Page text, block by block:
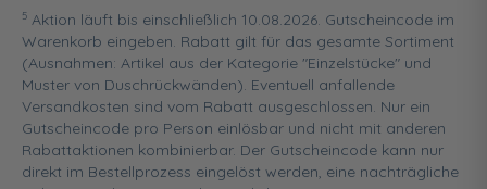
5 Aktion läuft bis einschließlich 10.08.2026. Gutscheincode im
Warenkorb eingeben. Rabatt gilt für das gesamte Sortiment
(Ausnahmen: Artikel aus der Kategorie "Einzelstücke" und
Muster von Duschrückwänden). Eventuell anfallende
Versandkosten sind vom Rabatt ausgeschlossen. Nur ein
Gutscheincode pro Person einlösbar und nicht mit anderen
Rabattaktionen kombinierbar. Der Gutscheincode kann nur
direkt im Bestellprozess eingelöst werden, eine nachträgliche